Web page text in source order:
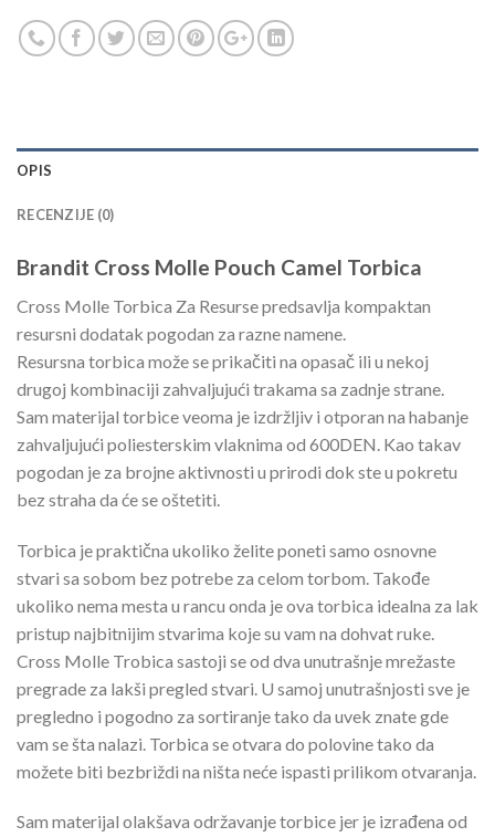
OPIS
RECENZIJE (0)
Brandit Cross Molle Pouch Camel Torbica
Cross Molle Torbica Za Resurse predsavlja kompaktan
resursni dodatak pogodan za razne namene.
Resursna torbica može se prikačiti na opasač ili u nekoj
drugoj kombinaciji zahvaljujući trakama sa zadnje strane.
Sam materijal torbice veoma je izdržljiv i otporan na habanje
zahvaljujući poliesterskim vlaknima od 600DEN. Kao takav
pogodan je za brojne aktivnosti u prirodi dok ste u pokretu
bez straha da će se oštetiti.
Torbica je praktična ukoliko želite poneti samo osnovne
stvari sa sobom bez potrebe za celom torbom. Takođe
ukoliko nema mesta u rancu onda je ova torbica idealna za lak
pristup najbitnijim stvarima koje su vam na dohvat ruke.
Cross Molle Trobica sastoji se od dva unutrašnje mrežaste
pregrade za lakši pregled stvari. U samoj unutrašnjosti sve je
pregledno i pogodno za sortiranje tako da uvek znate gde
vam se šta nalazi. Torbica se otvara do polovine tako da
možete biti bezbriždi na ništa neće ispasti prilikom otvaranja.
Sam materijal olakšava održavanje torbice jer je izrađena od